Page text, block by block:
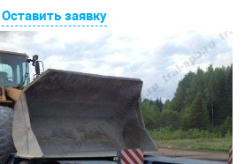
Оставить заявку